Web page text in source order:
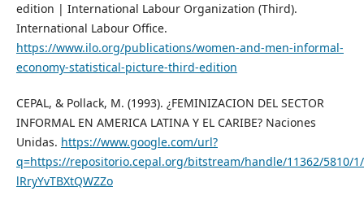
edition | International Labour Organization (Third).
International Labour Office.
https://www.ilo.org/publications/women-and-men-informal-
economy-statistical-picture-third-edition
CEPAL, & Pollack, M. (1993). ¿FEMINIZACION DEL SECTOR
INFORMAL EN AMERICA LATINA Y EL CARIBE? Naciones
Unidas. https://www.google.com/url?
q=https://repositorio.cepal.org/bitstream/handle/11362/5810/1/
lRryYvTBXtQWZZo